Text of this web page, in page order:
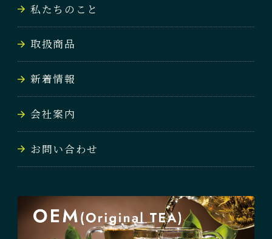
私たちのこと
取扱商品
新着情報
会社案内
お問い合わせ